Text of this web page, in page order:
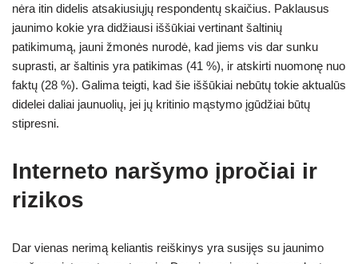
nėra itin didelis atsakiusiųjų respondentų skaičius. Paklausus
jaunimo kokie yra didžiausi iššūkiai vertinant šaltinių
patikimumą, jauni žmonės nurodė, kad jiems vis dar sunku
suprasti, ar šaltinis yra patikimas (41 %), ir atskirti nuomonę nuo
faktų (28 %). Galima teigti, kad šie iššūkiai nebūtų tokie aktualūs
didelei daliai jaunuolių, jei jų kritinio mąstymo įgūdžiai būtų
stipresni.
Interneto naršymo įpročiai ir
rizikos
Dar vienas nerimą keliantis reiškinys yra susijęs su jaunimo